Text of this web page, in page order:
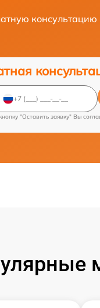
консультацию
"Оставить заявку" Вы